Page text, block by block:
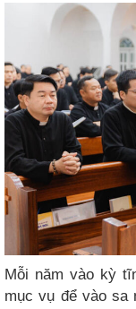
Mỗi năm vào kỳ
mục vụ để vào sa